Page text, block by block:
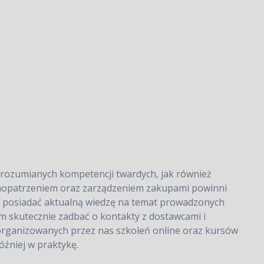
kompetencji twardych, jak również
oraz zarządzeniem zakupami powinni
aktualną wiedzę na temat prowadzonych
skutecznie zadbać o kontakty z dostawcami i
przez nas szkoleń online oraz kursów
w praktykę.